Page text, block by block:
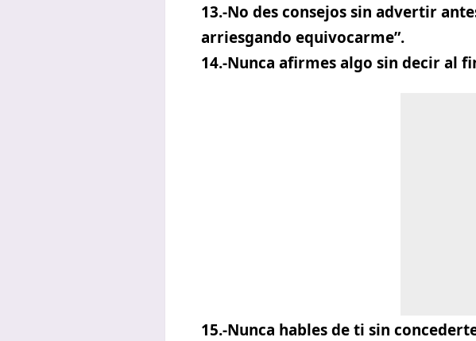
13.-No des consejos sin advertir
arriesgando equivocarme”.
14.-Nunca afirmes algo sin decir al
15.-Nunca hables de ti sin